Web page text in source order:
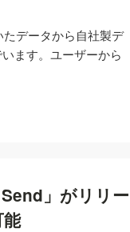
データから自社製デ
ます。ユーザーから
」がリリー